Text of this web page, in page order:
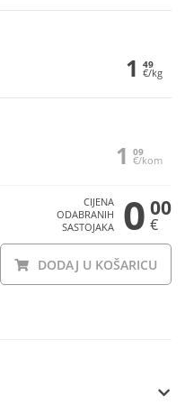
1 49
€/kg
1 09
€/kom
CIJENA
ODABRANIH
SASTOJAKA
0 00
€
DODAJ U KOŠARICU